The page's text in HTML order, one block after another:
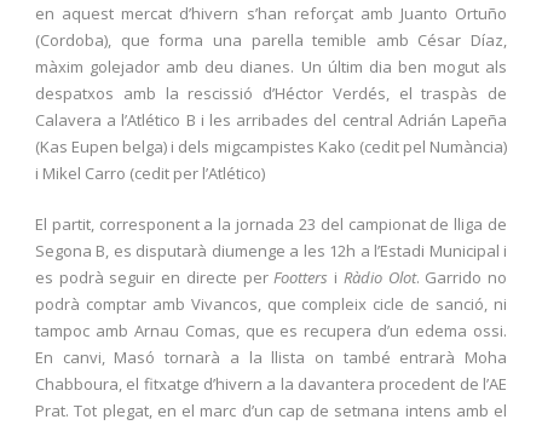
en aquest mercat d’hivern s’han reforçat amb Juanto Ortuño
(Cordoba), que forma una parella temible amb César Díaz,
màxim golejador amb deu dianes. Un últim dia ben mogut als
despatxos amb la rescissió d’Héctor Verdés, el traspàs de
Calavera a l’Atlético B i les arribades del central Adrián Lapeña
(Kas Eupen belga) i dels migcampistes Kako (cedit pel Numància)
i Mikel Carro (cedit per l’Atlético)
El partit, corresponent a la jornada 23 del campionat de lliga de
Segona B, es disputarà diumenge a les 12h a l’Estadi Municipal i
es podrà seguir en directe perFootters i Ràdio Olot. Garrido no
podrà comptar amb Vivancos, que compleix cicle de sanció, ni
tampoc amb Arnau Comas, que es recupera d’un edema ossi.
En canvi, Masó tornarà a la llista on també entrarà Moha
Chabboura, el fitxatge d’hivern a la davantera procedent de l’AE
Prat. Tot plegat, en el marc d’un cap de setmana intens amb el